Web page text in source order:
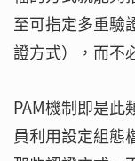
至可指定多重驗
證方式），而不
PAM機制即是此
員利用設定組態